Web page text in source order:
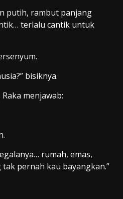
putih, rambut panjang
terlalu cantik untuk
bisiknya.
menjawab:
rumah, emas,
pernah kau bayangkan.”